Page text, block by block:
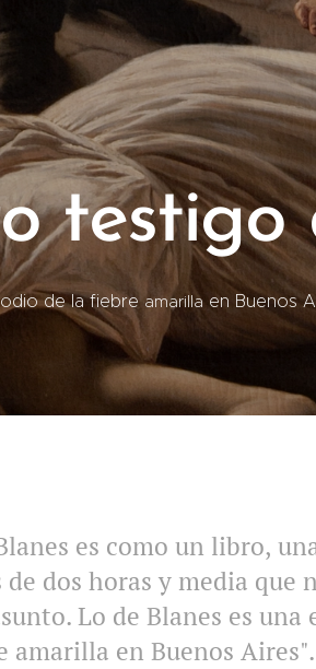
testigo
de la fiebre amarillaen Buenos
es como un libro,
de dos horas y media
Lo de Blanes es
amarilla en Buenos Aires".